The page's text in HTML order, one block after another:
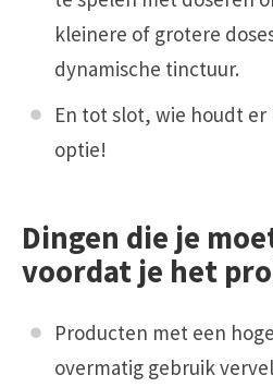
kleinere of grotere
dynamische tinctuur.
En tot slot, wie houdt er
optie!
Dingen die je
voordat je het
Producten met een
overmatig gebruik